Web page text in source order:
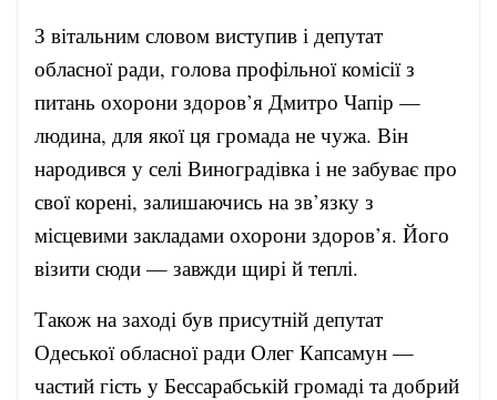
З вітальним словом виступив і депутат
обласної ради, голова профільної комісії з
питань охорони здоров’я Дмитро Чапір —
людина, для якої ця громада не чужа. Він
народився у селі Виноградівка і не забуває про
свої корені, залишаючись на зв’язку з
місцевими закладами охорони здоров’я. Його
візити сюди — завжди щирі й теплі.
Також на заході був присутній депутат
Одеської обласної ради Олег Капсамун —
частий гість у Бессарабській громаді та добрий